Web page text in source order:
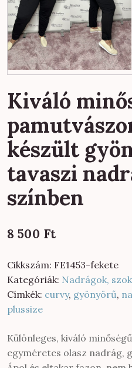
Kiváló
készült
tavaszi
színben
8 500 Ft
Cikkszám: FE1453-fekete
Kategóriák: Nadrágok,
Címkék: curvy, gyönyörű,
plussize
Különleges, kiváló
egyméretes olasz nadrág,